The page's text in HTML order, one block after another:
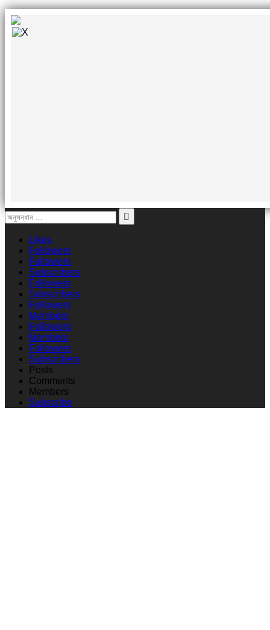
Likes
Followers
Followers
Subscribers
Followers
Subscribers
Followers
Members
Followers
Members
Followers
Subscribers
Posts
Comments
Members
Subscribe